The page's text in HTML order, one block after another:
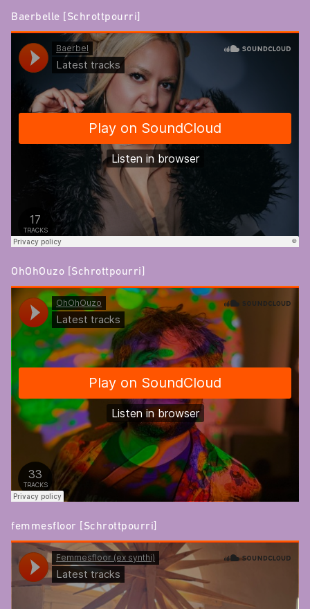
Baerbelle [Schrottpourri]
OhOhOuzo [Schrottpourri]
femmesfloor [Schrottpourri]